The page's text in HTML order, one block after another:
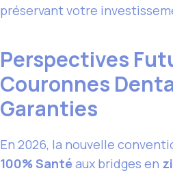
préservant votre
Perspectives
Couronnes
Garanties
En 2026, la nouvelle
100% Santé aux bridges en